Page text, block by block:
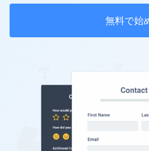
無料で始